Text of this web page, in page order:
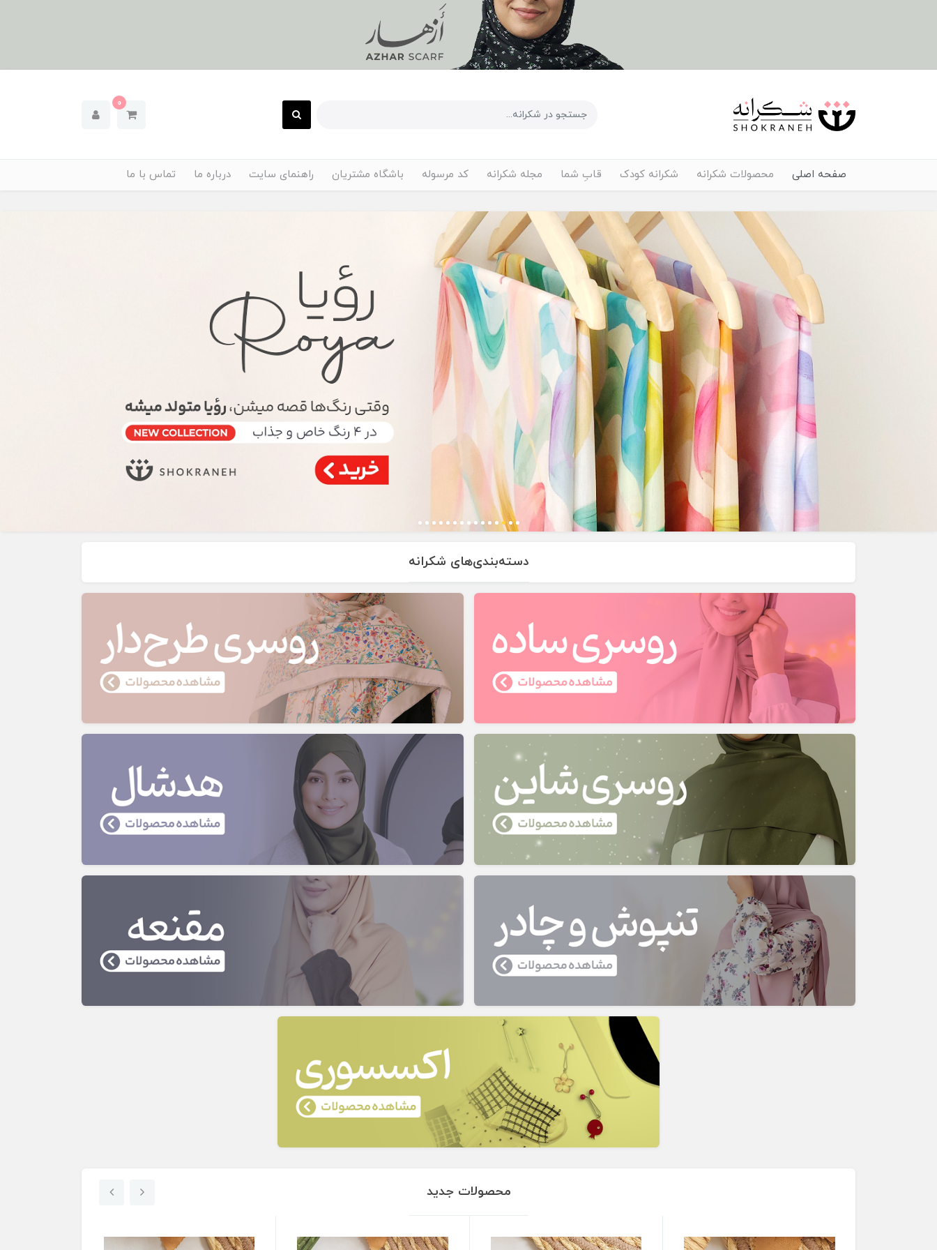
0
صفحه اصلی محصولات شکرانه شکرانه کودک قابِ شما مجله شکرانه کد مرسوله باشگاه مشتریان راهنمای سایت درباره ما تماس با ما
دسته‌بندی‌های شکرانه
محصولات جدید